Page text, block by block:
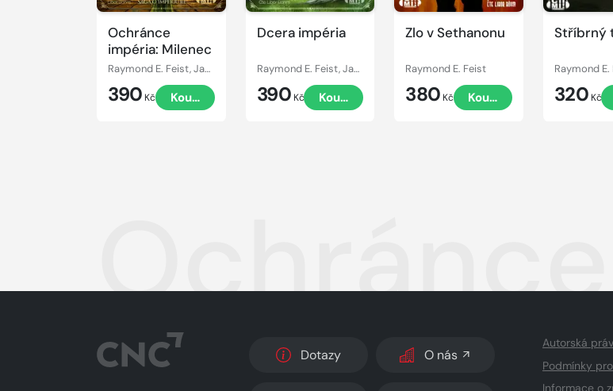
Ochránce
impéria: Milenec
Raymond E. Feist, Janny Wurst
390 Kč Koupit
Dcera impéria
Raymond E. Feist, Janny Wurts
390 Kč Koupit
Zlo v Sethanonu
Raymond E. Feist
380 Kč Koupit
Stříbrný
Raymond E.
320 Kč
Dotazy O nás
Autorská
Podmínky